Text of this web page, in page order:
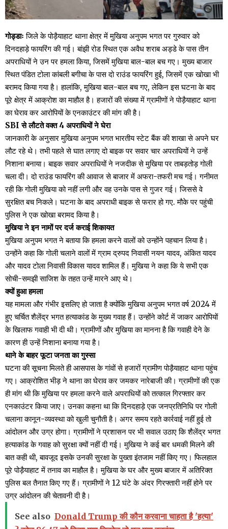
गोड्डाः जिले के पोड़ैयाहाट थाना क्षेत्र में मुखिया अनुपम भगत पर गुरुवार को
दिनदहाड़े फायरिंग की गई। बांझी रोड स्थित एक अवैध शराब अड्डे के पास तीन
अपराधियों ने उन पर हमला किया, जिसमें मुखिया बाल-बाल बच गए। मुख्य बाजार
स्थित पंडित टोला कांबली बगीचा के पास दो राउंड फायरिंग हुई, जिसमें एक खोखा भी
बरामद किया गया है। हालांकि, मुखिया बाल-बाल बच गए, लेकिन इस घटना के बाद
पूरे क्षेत्र में आक्रोश का माहौल है। हजारों की संख्या में ग्रामीणों ने पोड़ैयाहाट थाना
का घेराव कर आरोपियों के एनकाउंटर की मांग की है।
SBI से लौटते वक्त 4 अपराधियों ने घेरा
जानकारी के अनुसार मुखिया अनुपम भगत भारतीय स्टेट बैंक की शाखा से अपने घर
लौट रहे थे। तभी पहले से घात लगाए दो बाइक पर सवार चार अपराधियों ने उन्हें
निशाना बनाया। बाइक सवार अपराधियों ने नजदीक से मुखिया पर ताबड़तोड़ गोली
चला दी। दो राउंड फायरिंग की आवाज से बाजार में अफरा-तफरी मच गई। गनीमत
रही कि गोली मुखिया को नहीं लगी और वह उनके पास से गुजर गई। जिससे वे
सुरक्षित बच निकले। घटना के बाद अपराधी बाइक से फरार हो गए. मौके पर पहुंची
पुलिस ने एक खोखा बरामद किया है।
मुखिया ने इन नामों पर दर्ज कराई शिकायत
मुखिया अनुपम भगत ने बताया कि हमला करने वालों को उन्होंने पहचान लिया है।
उन्होंने कहा कि गोली चलाने वालों में ग्राम द्रुपद निवासी नयन यादव, अंकित यादव
और यादव टोला निवासी विकास यादव शामिल हैं। मुखिया ने कहा कि ये सभी एक
सोची-समझी साजिश के तहत उन्हें मारने आए थे।
क्यों हुआ हमला
यह मामला और गंभीर इसलिए हो जाता है क्योंकि मुखिया अनुपम भगत वर्ष 2024 में
हुए चर्चित शैलेंद्र भगत हत्याकांड के मुख्य गवाह हैं। उन्होंने कोर्ट में जाकर आरोपियों
के खिलाफ गवाही भी दी थी। ग्रामीणों और मुखिया का मानना है कि गवाही देने के
कारण ही उन्हें निशाना बनाया गया है।
थाने के बाहर फूटा जनता का गुस्सा
घटना की सूचना मिलते ही आसपास के गांवों से हजारों ग्रामीण पोड़ैयाहाट थाना पहुंच
गए। आक्रोशित भीड़ ने थाना का घेराव कर जमकर नारेबाजी की। ग्रामीणों की एक
ही मांग थी कि मुखिया पर हमला करने वाले अपराधियों को तत्काल गिरफ्तार कर
एनकाउंटर किया जाए। उनका कहना था कि दिनदहाड़े एक जनप्रतिनिधि पर गोली
चलाना कानून-व्यवस्था को खुली चुनौती है। अगर समय रहते कार्रवाई नहीं हुई तो
आंदोलन और उग्र होगा। ग्रामीणों ने प्रशासन पर भी सवाल उठाए कि शैलेंद्र भगत
हत्याकांड के गवाह को सुरक्षा क्यों नहीं दी गई। मुखिया ने कई बार धमकी मिलने की
बात कही थी, बावजूद इसके उनकी सुरक्षा के पुख्ता इंतजाम नहीं किए गए। फिलहाल
पूरे पोड़ैयाहाट में तनाव का माहौल है। मुखिया के घर और मुख्य बाजार में अतिरिक्त
पुलिस बल तैनात किए गए हैं। ग्रामीणों ने 12 घंटे के अंदर गिरफ्तारी नहीं होने पर
उग्र आंदोलन की चेतावनी दी है।
See also Donald Trump की कौन करवाना चाहता है 'हत्या'